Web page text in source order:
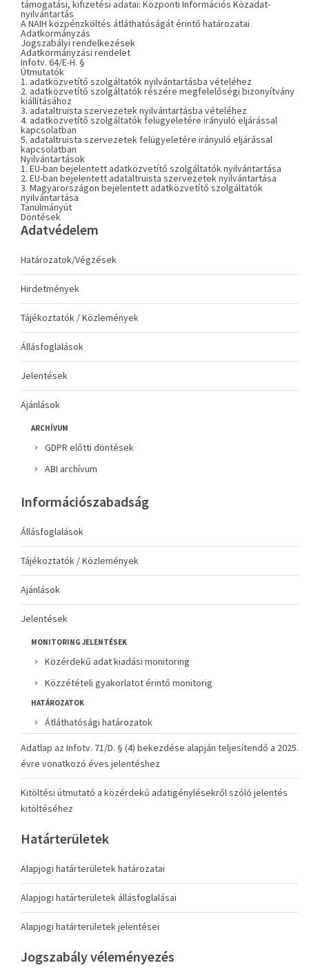
támogatási, kifizetési adatai: Központi Információs Közadat-
nyilvántartás
A NAIH közpénzköltés átláthatóságát érintő határozatai
Adatkormányzás
Jogszabályi rendelkezések
Adatkormányzási rendelet
Infotv. 64/E-H. §
Útmutatók
1. adatközvetítő szolgáltatók nyilvántartásba vételéhez
2. adatközvetítő szolgáltatók részére megfelelőségi bizonyítvány
kiállításához
3. adataltruista szervezetek nyilvántartásba vételéhez
4. adatközvetítő szolgáltatók felügyeletére irányuló eljárással
kapcsolatban
5. adataltruista szervezetek felügyeletére irányuló eljárással
kapcsolatban
Nyilvántartások
1. EU-ban bejelentett adatközvetítő szolgáltatók nyilvántartása
2. EU-ban bejelentett adataltruista szervezetek nyilvántartása
3. Magyarországon bejelentett adatközvetítő szolgáltatók
nyilvántartása
Tanulmányút
Döntések
Adatvédelem
Határozatok/Végzések
Hirdetmények
Tájékoztatók / Közlemények
Állásfoglalások
Jelentések
Ajánlások
ARCHÍVUM
GDPR előtti döntések
ABI archívum
Információszabadság
Állásfoglalások
Tájékoztatók / Közlemények
Ajánlások
Jelentések
MONITORING JELENTÉSEK
Közérdekű adat kiadási monitoring
Közzétételi gyakorlatot érintő monitorig
HATÁROZATOK
Átláthatósági határozatok
Adatlap az Infotv. 71/D. § (4) bekezdése alapján teljesítendő a 2025.
évre vonatkozó éves jelentéshez
Kitöltési útmutató a közérdekű adatigénylésekről szóló jelentés
kitöltéséhez
Határterületek
Alapjogi határterületek határozatai
Alapjogi határterületek állásfoglalásai
Alapjogi határterületek jelentései
Jogszabály véleményezés